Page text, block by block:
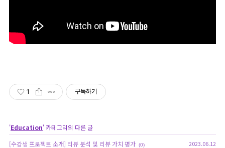
1 구독하기
'Education' 카테고리의 다른 글
[수강생 프로젝트 소개] 리뷰 분석 및 리뷰 가치 평가 (0) 2023.06.12